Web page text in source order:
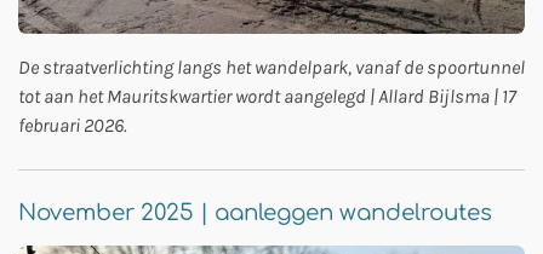
De straatverlichting langs het wandelpark, vanaf de spoortunnel
tot aan het Mauritskwartier wordt aangelegd | Allard Bijlsma | 17
februari 2026.
November 2025 | aanleggen wandelroutes